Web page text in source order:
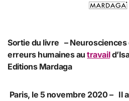
Sortie du livre – Neurosciences et sécurité – Éviter les
erreurs humaines autravail
Editions Mardaga
Paris, le 5 novembre 2020 – Il